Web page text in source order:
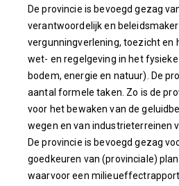
De provincie is bevoegd gezag
verantwoordelijk en
vergunningverlening, toezicht en
wet- en regelgeving in het
bodem, energie en natuur). De
aantal formele taken. Zo is de
voor het bewaken van de
wegen en van industrieterreinen
De provincie is bevoegd gezag
goedkeuren van (provinciale)
waarvoor een